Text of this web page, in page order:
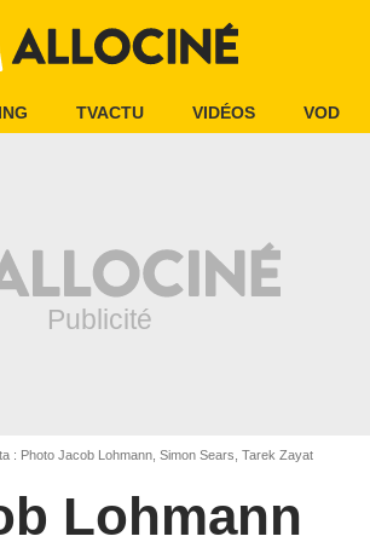
TVACTU VIDÉOS VOD
: Photo Jacob Lohmann, Simon Sears, Tarek Zayat
Lohmann